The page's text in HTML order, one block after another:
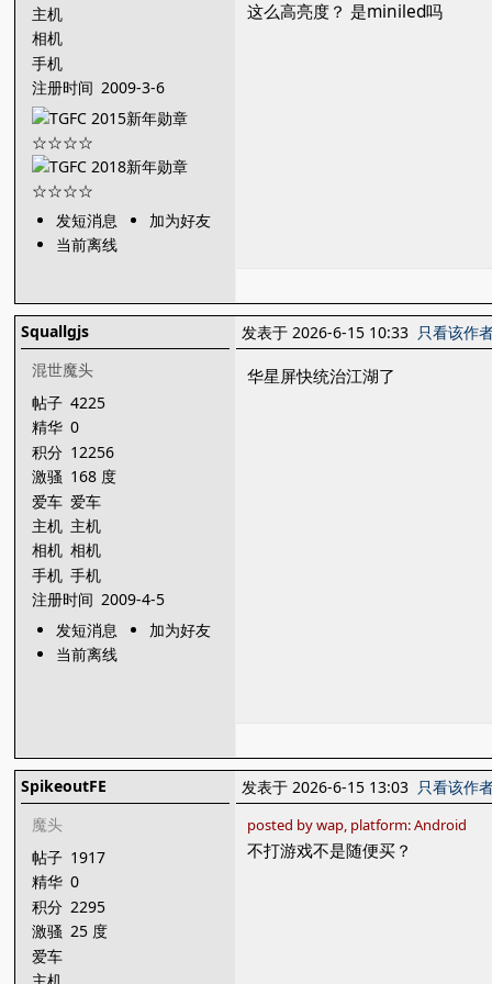
主机
相机
手机
注册时间 2009-3-6
发短消息
加为好友
当前离线
这么高亮度？ 是miniled吗
Squallgjs
混世魔头
帖子 4225
精华 0
积分 12256
激骚 168 度
爱车 爱车
主机 主机
相机 相机
手机 手机
注册时间 2009-4-5
发短消息
加为好友
当前离线
发表于 2026-6-15 10:33 只看该作
华星屏快统治江湖了
SpikeoutFE
魔头
帖子 1917
精华 0
积分 2295
激骚 25 度
爱车
发表于 2026-6-15 13:03 只看该作
posted by wap, platform: Android
不打游戏不是随便买？